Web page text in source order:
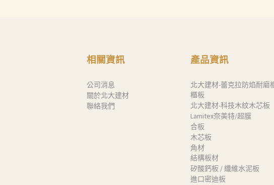
相關資訊
公司消息
關於北大建材
聯絡我們
產品資訊
北大建材-蕾克拉防焰耐磨
櫃板
北大建材-科技木紋木芯板
Lamitex奈美特/超膜
合板
木芯板
角材
結構板材
矽酸鈣板 / 纖維水泥板
進口密迪板